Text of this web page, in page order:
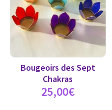
Bougeoirs des Sept
Chakras
25,00€